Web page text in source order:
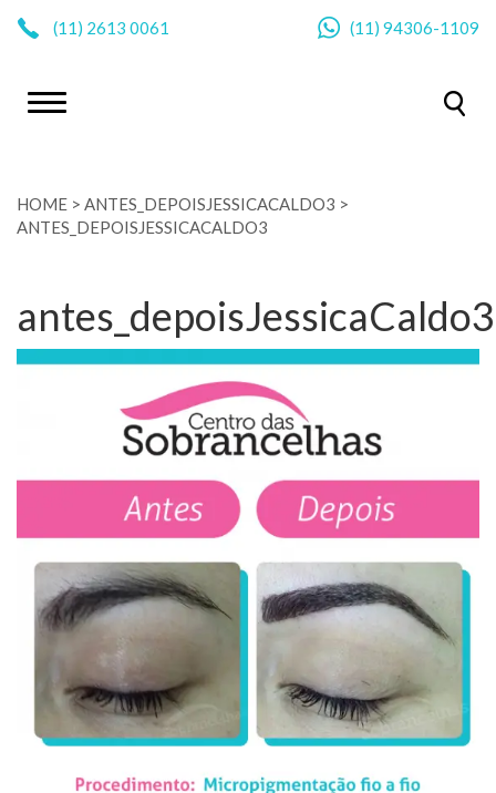
(11) 2613 0061 (11) 94306-1109
HOME > ANTES_DEPOISJESSICACALDO3 >
ANTES_DEPOISJESSICACALDO3
antes_depoisJessicaCaldo3